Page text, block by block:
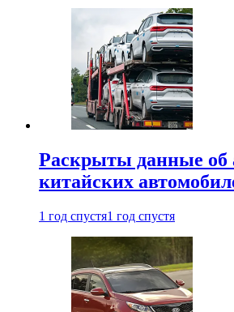
Раскрыты данные об
китайских
1 год спустя1 год спустя